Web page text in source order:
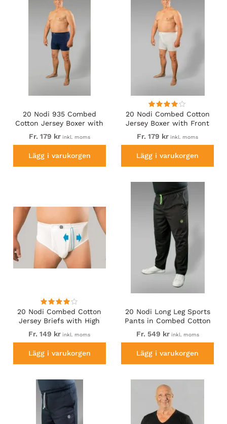
20 Nodi 935 Combed
Cotton Jersey Boxer with
Front Button Fly Navy
Fr. 179 krinkl. moms
Lägg i varukorgen
20 Nodi Combed Cotton
Jersey Boxer with Front
Button Fly White
Fr. 179 kr inkl. moms
Lägg i varukorgen
20 Nodi Combed Cotton
Jersey Briefs with High
Side Cut and Side
Opening White
Fr. 149 kr inkl. moms
Lägg i varukorgen
20 Nodi Long Leg Sports
Pants in Combed Cotton
Jersey Black
Fr. 549 krinkl. moms
Lägg i varukorgen